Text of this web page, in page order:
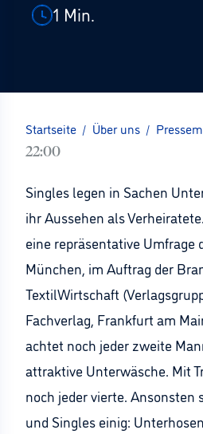
1 Min.
Startseite / Über uns /
22:00
Singles legen in Sachen
ihr Aussehen als
eine repräsentative Umfrage
München, im Auftrag der
TextilWirtschaft
Fachverlag, Frankfurt am
achtet noch jeder zweite
attraktive Unterwäsche. Mit
noch jeder vierte. Ansonsten
und Singles einig: